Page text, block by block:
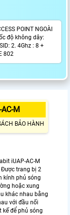
POINT NGOÀI
độ không dây:
2. 4Ghz : 8 +
802
M
BẢO HÀNH
iUAP-AC-M
trang bị 2
kính phủ sóng
hoặc xung
khác nhau bằng
với đầu nối
kế để phủ sóng